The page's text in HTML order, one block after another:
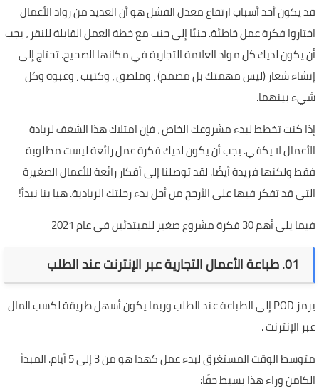
قد يكون أحد أسباب ارتفاع معدل الفشل هو أن العديد من رواد الأعمال
اختاروا فكرة عمل خاطئة. جنبًا إلى جنب مع خطة العمل القابلة للنقر ، يجب
أن يكون لديك كل مواد العلامة التجارية في مكانها الصحيح. تحتاج إلى
إنشاء شعار (ليس مهمتك بل مصمم) ، وملصق ، وكتيب ، وعبوة وكل
شيء بينهما.
إذا كنت تخطط لبدء مشروعك الخاص ، فإن امتلاك هذا الشغف لريادة
الأعمال لا يكفي. يجب أن يكون لديك فكرة عمل رائعة ليست مطلوبة
فقط ولكنها فريدة أيضًا. لقد توصلنا إلى أفكار رائعة للأعمال الصغيرة
التي قد تفكر فيها على الأرجح من أجل بدء رحلتك الريادية. هيا بنا نبدأ!
فيما يلي أهم 30 فكرة مشروع صغير للمبتدئين في عام 2021
01. طباعة الأعمال التجارية عبر الإنترنت عند الطلب
يرمز POD إلى الطباعة عند الطلب وربما يكون أسهل طريقة لكسب المال
عبر الإنترنت .
متوسط ​​الوقت المستغرق لبدء عمل كهذا هو من 3 إلى 5 أيام. المبدأ
الكامن وراء هذا بسيط حقًا: